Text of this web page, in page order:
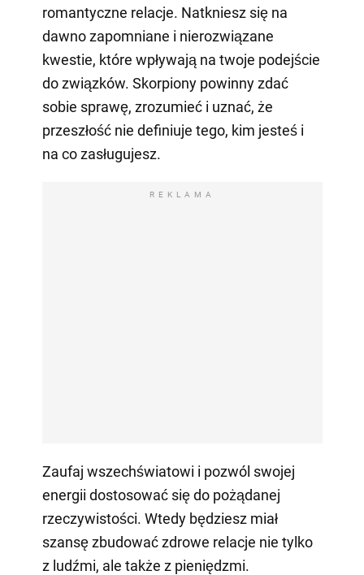
romantyczne relacje. Natkniesz się na
dawno zapomniane i nierozwiązane
kwestie, które wpływają na twoje podejście
do związków. Skorpiony powinny zdać
sobie sprawę, zrozumieć i uznać, że
przeszłość nie definiuje tego, kim jesteś i
na co zasługujesz.
REKLAMA
Zaufaj wszechświatowi i pozwól swojej
energii dostosować się do pożądanej
rzeczywistości. Wtedy będziesz miał
szansę zbudować zdrowe relacje nie tylko
z ludźmi, ale także z pieniędzmi.